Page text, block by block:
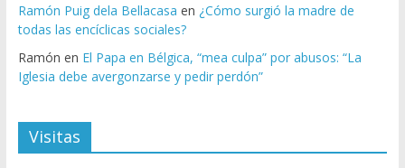
Ramón Puig dela Bellacasa en ¿Cómo surgió la madre de
todas las encíclicas sociales?
Ramón en El Papa en Bélgica, “mea culpa” por abusos: “La
Iglesia debe avergonzarse y pedir perdón”
Visitas